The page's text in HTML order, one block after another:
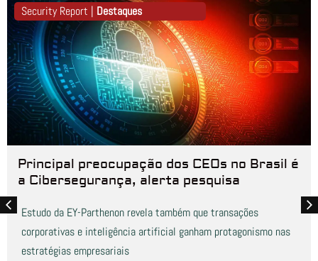
Security Report | Destaques
Principal preocupação dos CEOs no Brasil é
a Cibersegurança, alerta pesquisa
Estudo da EY-Parthenon revela também que transações
corporativas e inteligência artificial ganham protagonismo nas
estratégias empresariais